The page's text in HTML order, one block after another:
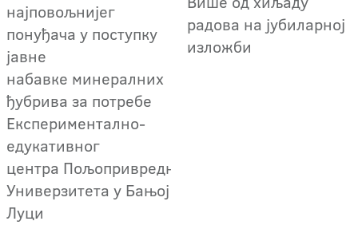
најповољнијег
понуђача у поступку
јавне
набавке минералних
ђубрива за потребе
Експериментално-
едукативног
центра Пољопривредног факултета
Универзитета у Бањој
Луци
радова на јубиларној
изложби